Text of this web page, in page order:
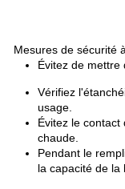
Mesures de sécurité
Évitez de mettre
Vérifiez
usage.
Évitez le
chaude.
Pendant le
la capacité de la